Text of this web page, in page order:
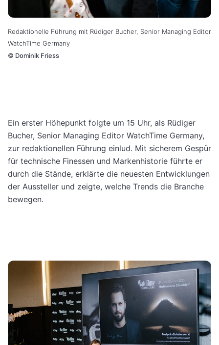
Redaktionelle Führung mit Rüdiger Bucher, Senior Managing Editor
WatchTime Germany
© Dominik Friess
Ein erster Höhepunkt folgte um 15 Uhr, als Rüdiger
Bucher, Senior Managing Editor WatchTime Germany,
zur redaktionellen Führung einlud. Mit sicherem Gespür
für technische Finessen und Markenhistorie führte er
durch die Stände, erklärte die neuesten Entwicklungen
der Aussteller und zeigte, welche Trends die Branche
bewegen.